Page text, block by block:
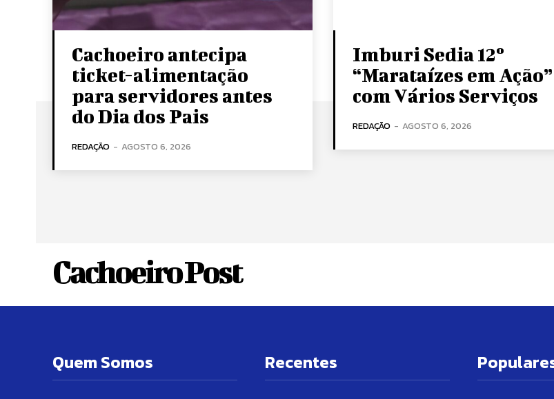
Cachoeiro antecipa
ticket-alimentação
para servidores antes
do Dia dos Pais
REDAÇÃO - AGOSTO 6, 2026
Imburi Sedia 12º
“Marataízes em Ação”
com Vários Serviços
REDAÇÃO - AGOSTO 6, 2026
Cachoeiro Post
Quem Somos Recentes